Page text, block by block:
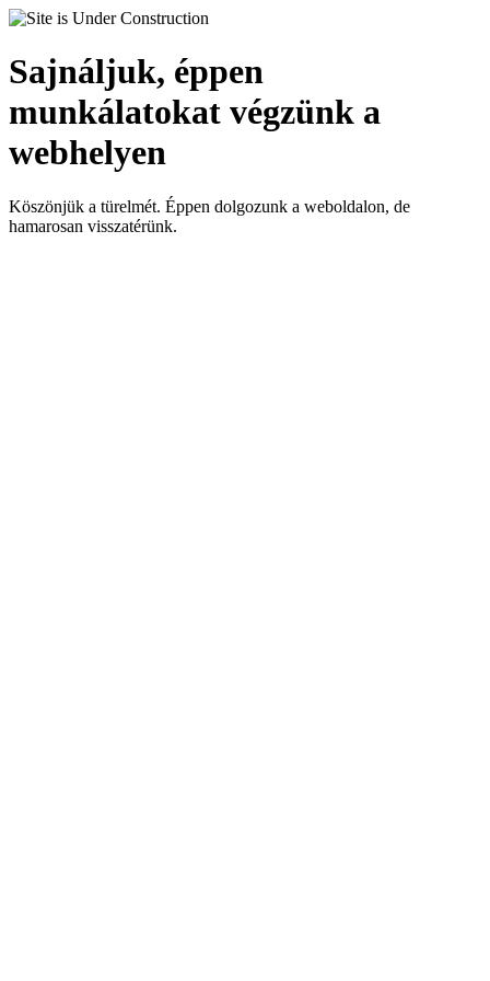
Sajnáljuk, éppen
munkálatokat végzünk a
webhelyen
Köszönjük a türelmét. Éppen dolgozunk a weboldalon, de
hamarosan visszatérünk.